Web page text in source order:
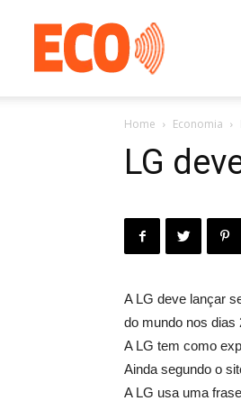
gratuito
com
circulação
Home Economia
LG
A LG deve lançar
do mundo nos dias
A LG tem como
Ainda segundo o
A LG usa uma